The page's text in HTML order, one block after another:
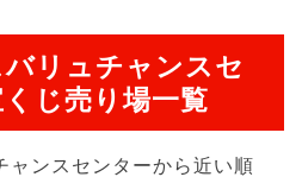
リュチャンスセ
じ売り場一覧
ャンスセンターから近い順